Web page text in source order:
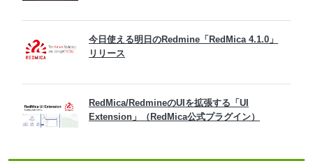
今日使える明日のRedmine「RedMica 4.1.0」
リリース
RedMica/RedmineのUIを拡張する「UI
Extension」（RedMica公式プラグイン）